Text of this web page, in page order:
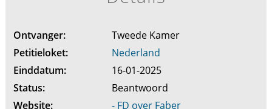
Ontvanger:
Tweede Kamer
Petitieloket:
Nederland
Einddatum:
16-01-2025
Status:
Beantwoord
Website:
- FD over Faber